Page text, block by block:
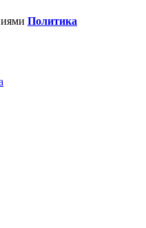
Политика